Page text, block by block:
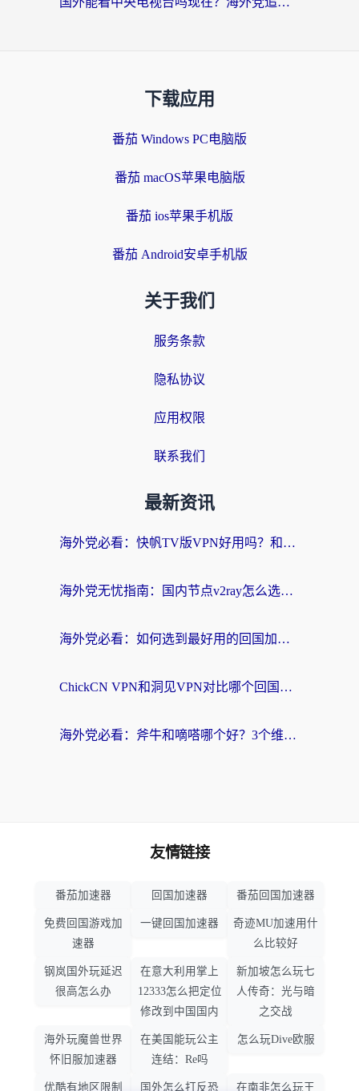
下载应用
番茄 Windows PC电脑版
番茄 macOS苹果电脑版
番茄 ios苹果手机版
番茄 Android安卓手机版
关于我们
服务条款
隐私协议
应用权限
联系我们
最新资讯
海外党必看：快帆TV版VPN好用吗？和快游VPN对比哪个回国效果更好？附实用避坑指南
海外党无忧指南：国内节点v2ray怎么选？一键回国VPN+多场景实测帮你避坑
海外党必看：如何选到最好用的回国加速器？从节点到售后的全维度指南
ChickCN VPN和洞见VPN对比哪个回国效果更好？海外党亲测3款加速器+避坑指南
海外党必看：斧牛和嘀嗒哪个好？3个维度教你选对回国加速器
友情链接
番茄加速器 回国加速器 番茄回国加速器
免费回国游戏加
速器
一键回国加速器
奇迹MU加速用什
么比较好
钢岚国外玩延迟
很高怎么办
在意大利用掌上
12333怎么把定位
修改到中国国内
新加坡怎么玩七
人传奇：光与暗
之交战
海外玩魔兽世界
怀旧服加速器
在美国能玩公主
连结：Re吗
怎么玩Dive欧服
优酷有地区限制 国外怎么打反恐 在南非怎么玩王